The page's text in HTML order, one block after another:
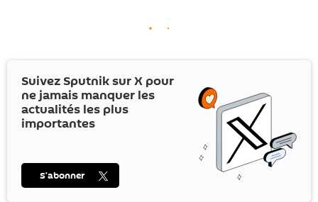
Suivez Sputnik surX pour
ne jamais manquer les
actualités les plus
importantes
S’abonner